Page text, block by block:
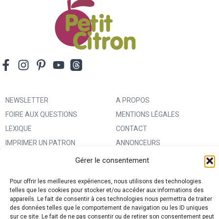
Gérer le consentement
Pour offrir les meilleures expériences, nous utilisons des technologies
telles que les cookies pour stocker et/ou accéder aux informations des
appareils. Le fait de consentir à ces technologies nous permettra de traiter
des données telles que le comportement de navigation ou les ID uniques
sur ce site. Le fait de ne pas consentir ou de retirer son consentement peut
NEWSLETTER
FOIRE AUX QUESTIONS
LEXIQUE
IMPRIMER UN PATRON
MA BOUTIQUE CREATIVE FABRICA
A PROPOS
MENTIONS LÉGALES
CONTACT
ANNONCEURS
CONDITIONS GÉNÉRALES
POLITIQUE DE CONFIDENTIALITÉ
ET PROTECTION DES DONNÉES
(RGPD)